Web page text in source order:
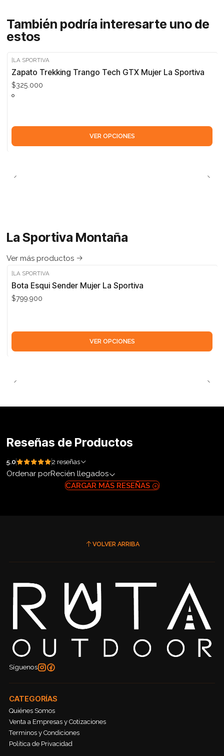
También podría interesarte uno de
estos
LA SPORTIVA
Zapato Trekking Trango Tech GTX Mujer La Sportiva
$325.000
VER OPCIONES
La Sportiva Montaña
Ver más productos
LA SPORTIVA
Bota Esqui Sender Mujer La Sportiva
$799.900
VER OPCIONES
Reseñas de Productos
5.0 2 reseñas
Ordenar porRecién llegados
CARGAR MÁS RESEÑAS
VOLVER ARRIBA
Síguenos
CATEGORÍAS
Quiénes Somos
Venta a Empresas y Cotizaciones
Terminos y Condiciones
Política de Privacidad